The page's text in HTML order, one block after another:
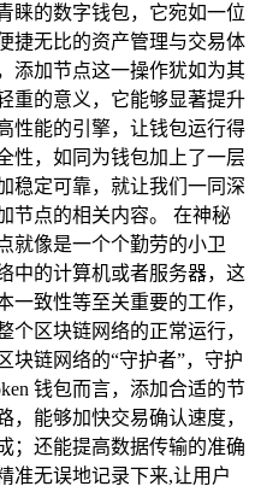
睐的数字钱包，它宛如一位
捷无比的资产管理与交易体
添加节点这一操作犹如为其
重的意义，它能够显著提升
性能的引擎，让钱包运行得
性，如同为钱包加上了一层
稳定可靠，就让我们一同深
节点的相关内容。 在神秘
就像是一个个勤劳的小卫
中的计算机或者服务器，这
一致性等至关重要的工作，
个区块链网络的正常运行，
块链网络的“守护者”，守护
钱包而言，添加合适的节
，能够加快交易确认速度，
；还能提高数据传输的准确
准无误地记录下来,让用户